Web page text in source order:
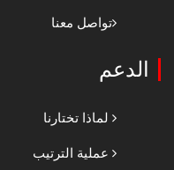
تواصل معنا
الدعم
لماذا تختارنا
عملية الترتيب